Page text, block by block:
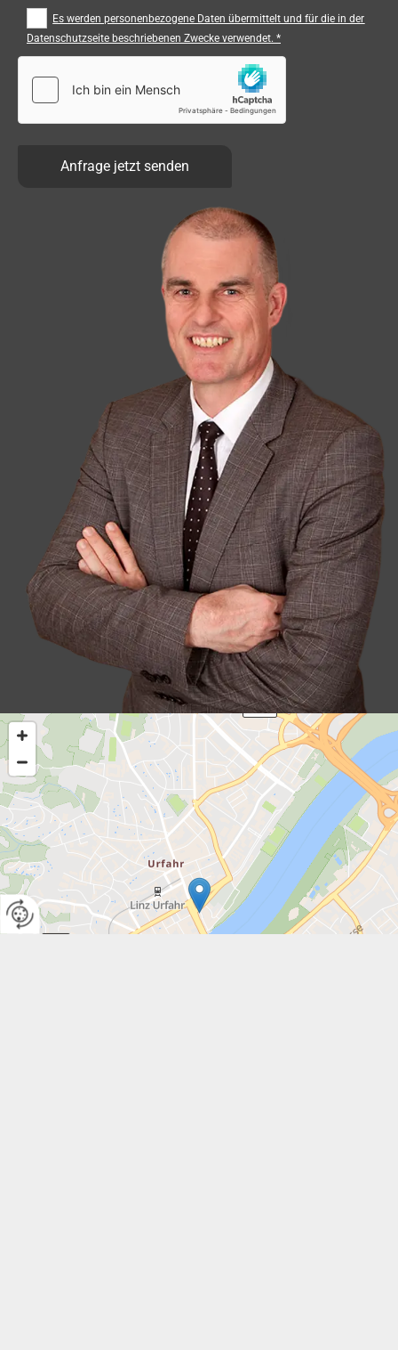
Es werden personenbezogene Daten übermittelt und für die in der
Datenschutzseite beschriebenen Zwecke verwendet. *